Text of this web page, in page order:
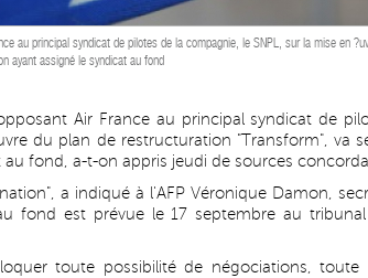
au principal syndicat de pilotes de la compagnie, le SNPL, sur la mise en
ayant assigné le syndicat au fond
Air France au principal syndicat de
du plan de restructuration "Transform", va
au fond, a-t-on appris jeudi de sources
a indiqué à l'AFP Véronique Damon,
fond est prévue le 17 septembre au
toute possibilité de négociations, toute